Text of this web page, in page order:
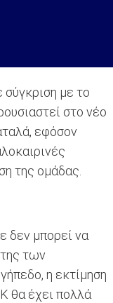
με το
στο νέο
εφόσον
της ομάδας.
δεν μπορεί να
των
η εκτίμηση
θα έχει πολλά